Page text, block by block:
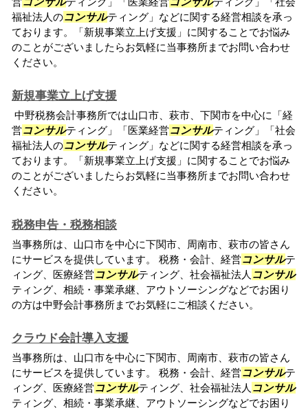
福祉法人のコンサルティング」などに関する経営相談を承っ
ております。「新規事業立上げ支援」に関することでお悩み
のことがございましたらお気軽に当事務所までお問い合わせ
ください。
新規事業立上げ支援
中野税務会計事務所では山口市、萩市、下関市を中心に「経
営コンサルティング」「医業経営コンサルティング」「社会
福祉法人のコンサルティング」などに関する経営相談を承っ
ております。「新規事業立上げ支援」に関することでお悩み
のことがございましたらお気軽に当事務所までお問い合わせ
ください。
税務申告・税務相談
当事務所は、山口市を中心に下関市、周南市、萩市の皆さん
にサービスを提供しています。 税務・会計、経営コンサルテ
ィング、医療経営コンサルティング、社会福祉法人 コンサル
ティング、相続・事業承継、アウトソーシングなどでお困り
の方は中野会計事務所までお気軽にご相談ください。
クラウド会計導入支援
当事務所は、山口市を中心に下関市、周南市、萩市の皆さん
にサービスを提供しています。 税務・会計、経営コンサルテ
ィング、医療経営コンサルティング、社会福祉法人 コンサル
ティング、相続・事業承継、アウトソーシングなどでお困り